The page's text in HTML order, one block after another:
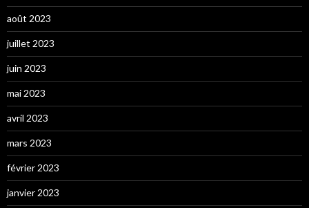
août 2023
juillet 2023
juin 2023
mai 2023
avril 2023
mars 2023
février 2023
janvier 2023